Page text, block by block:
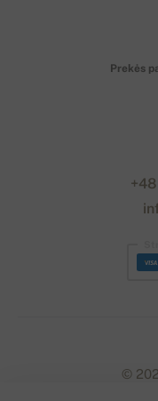
Prekės
©